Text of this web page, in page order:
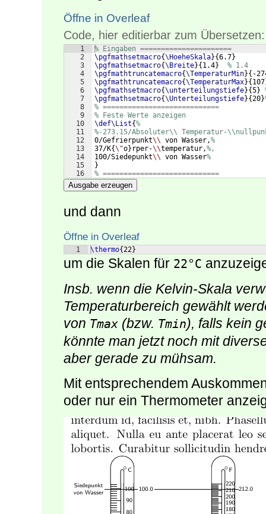
Öffne in Overleaf
Code, hier editierbar zum Übersetzen:
1
2
3
4
5
6
7
8
9
10
11
12
13
14
15
16
% Eingaben ======================
\pgfmathsetmacro{\HoeheSkala}{6.7}
\pgfmathsetmacro{\Breite}{1.4}
% 1.4
\pgfmathtruncatemacro{\TemperaturMin}{ -
\pgfmathtruncatemacro{\TemperaturMax}{107
\pgfmathsetmacro{\unterteilungstiefe}{5}
\pgfmathsetmacro{\Unterteilungstiefe}{20}
% ============================
% Feste Werte anzeigen
\def\List{%
%-273.15/Absoluter\\ Temperatur-
0/Gefrierpunkt\\ von Wasser,%
37/K{\"o} rper-\\temperatur,%,
100/Siedepunkt\\ von Wasser%
}
% ============================
Ausgabe erzeugen
und dann
Öffne in Overleaf
1 \thermo{22}
um die Skalen für 22°C
Insb. wenn die Kelvin-Skala
Temperaturbereich gewählt
von Tmax (bzw. Tmin), falls kein
könnte man jetzt noch mit
aber gerade zu mühsam.
Mit entsprechendem
oder nur ein Thermometer